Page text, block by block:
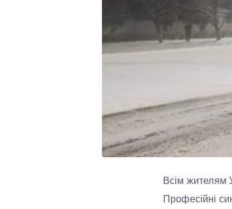
Всім жителям
Професійні